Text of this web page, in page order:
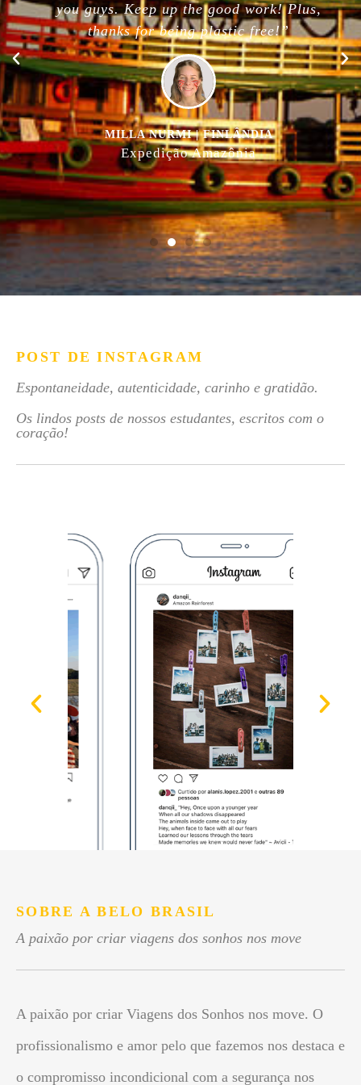
you guys. Keep up the good work! Plus,
thanks for being plastic free!”
MILLA NURMI | FINLÂNDIA
Expedição Amazônia
POST DE INSTAGRAM
Espontaneidade, autenticidade, carinho e gratidão.
Os lindos posts de nossos estudantes, escritos com o
coração!
SOBRE A BELO BRASIL
A paixão por criar viagens dos sonhos nos move
A paixão por criar Viagens dos Sonhos nos move. O
profissionalismo e amor pelo que fazemos nos destaca e
o compromisso incondicional com a segurança nos